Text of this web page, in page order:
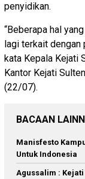
penyidikan.
“Beberapa hal
lagi terkait dengan
kata Kepala Kejati
Kantor Kejati
(22/07).
BACAAN
Manisfesto
Untuk Indonesia
Agussalim : Kejati